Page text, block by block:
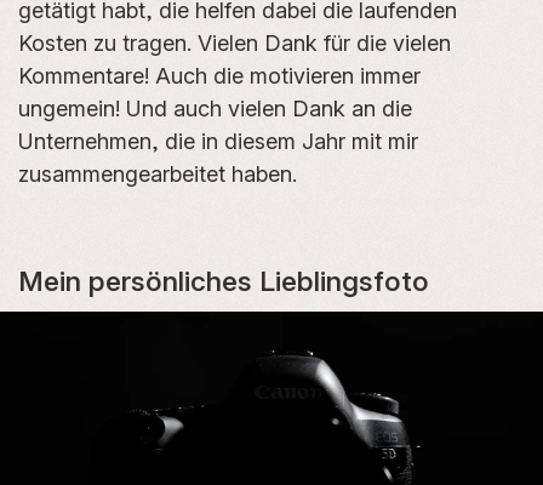
getätigt habt, die helfen dabei die laufenden
Kosten zu tragen. Vielen Dank für die vielen
Kommentare! Auch die motivieren immer
ungemein! Und auch vielen Dank an die
Unternehmen, die in diesem Jahr mit mir
zusammengearbeitet haben.
Mein persönliches Lieblingsfoto